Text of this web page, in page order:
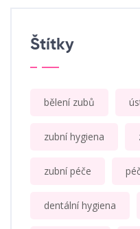
Štítky
bělení zubů
zubní hygiena
zubní péče
dentální hygiena